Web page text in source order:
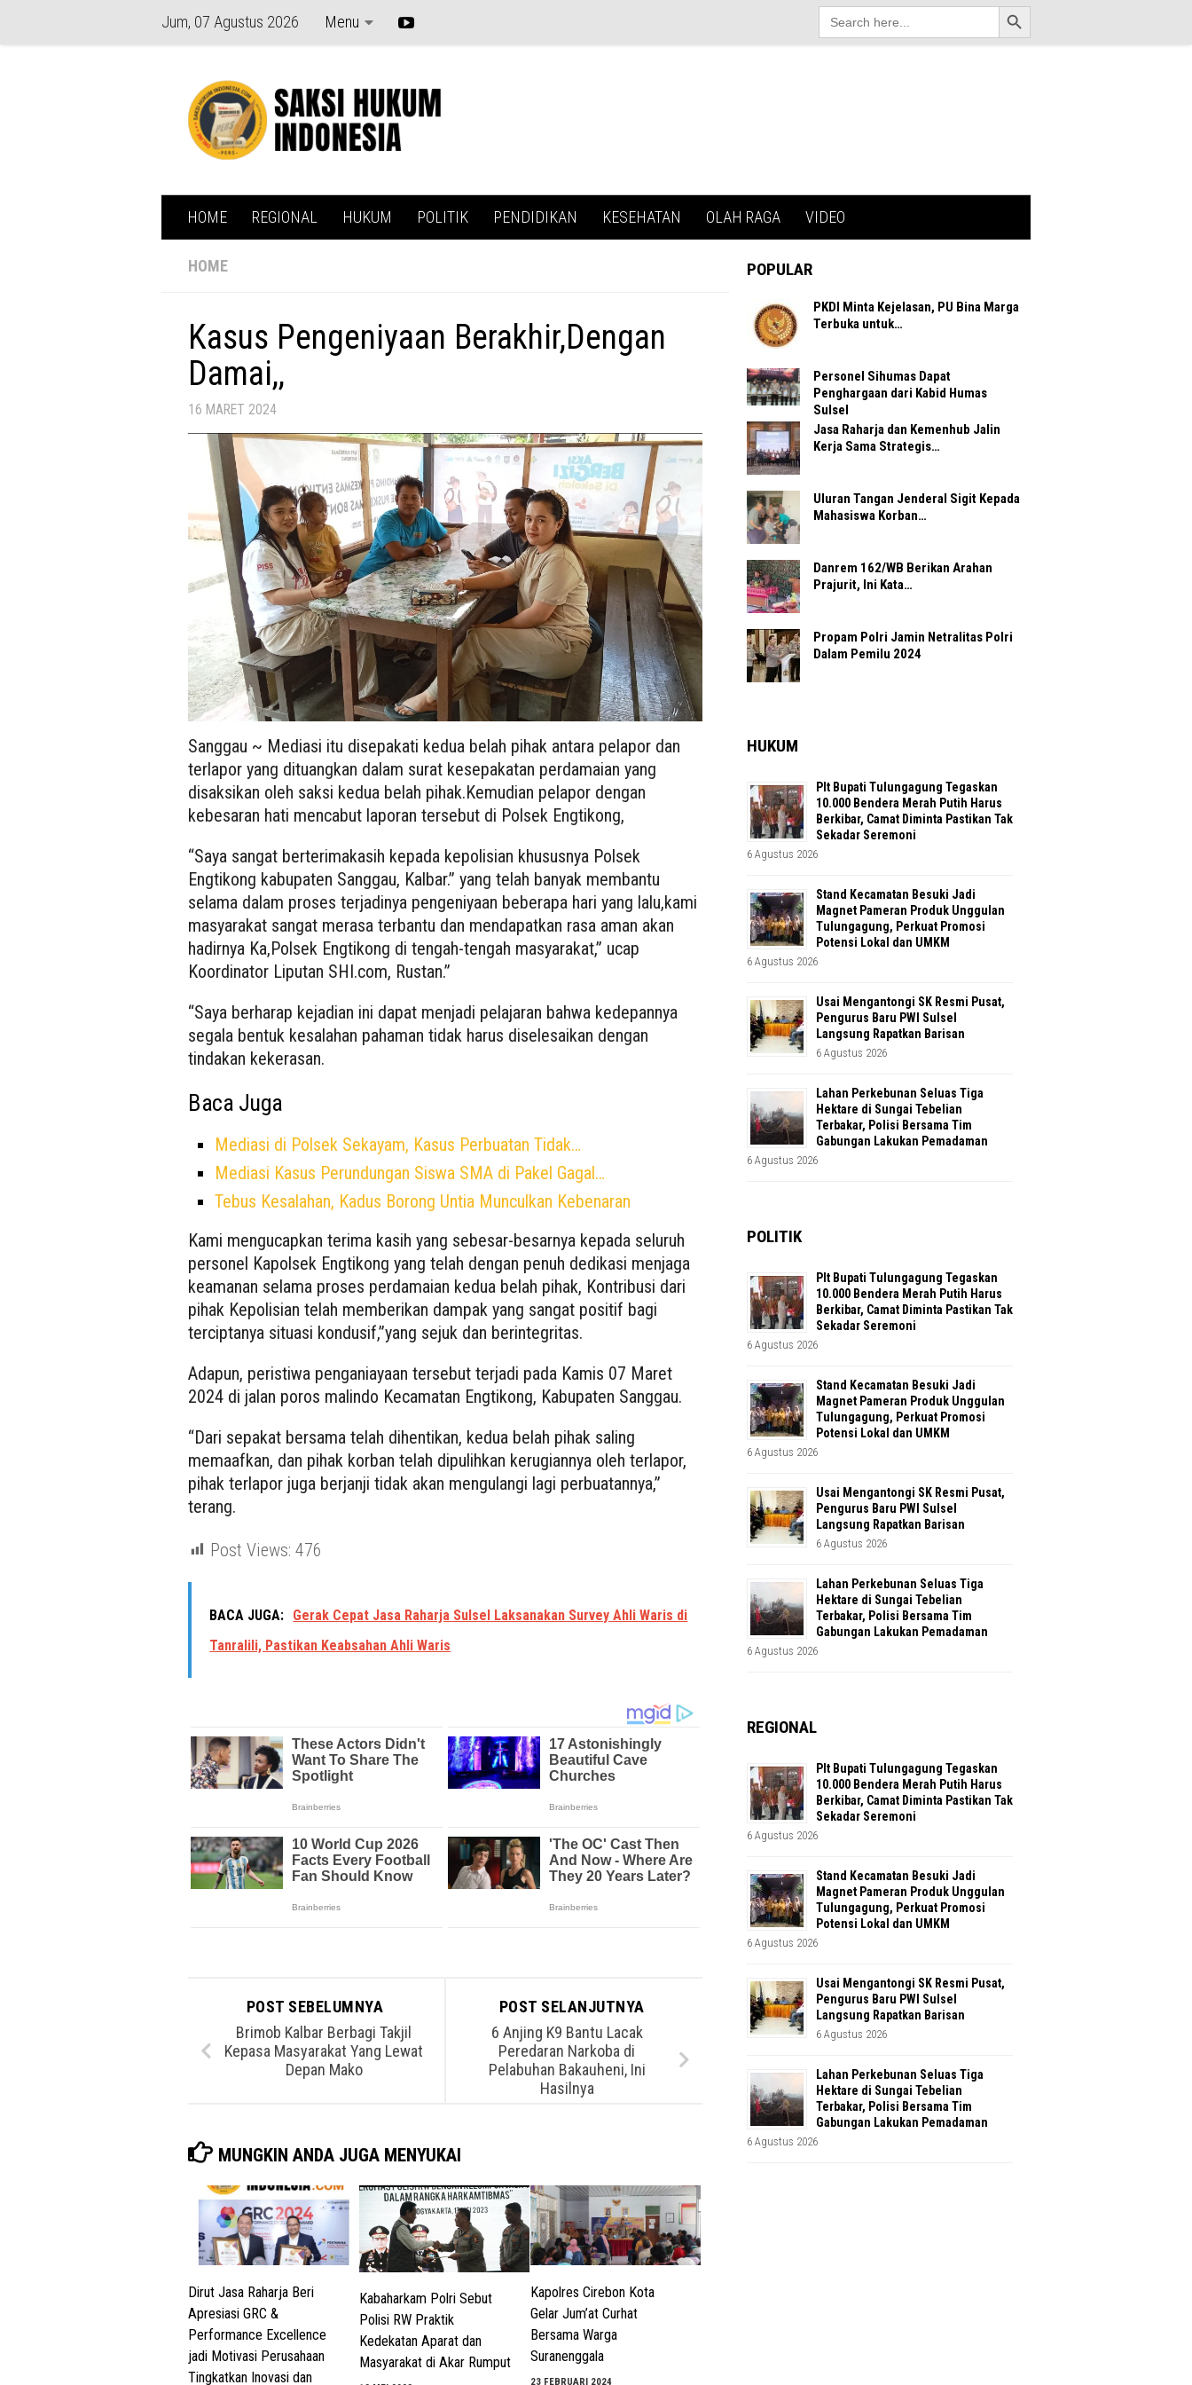
Jum, 07 Agustus 2026 Menu
Search
for:
Search Button
HOME REGIONAL HUKUM POLITIK PENDIDIKAN KESEHATAN OLAH RAGA VIDEO
HOME
Kasus Pengeniyaan Berakhir,Dengan
Damai,,
16 MARET 2024
Sanggau ~ Mediasi itu disepakati kedua belah pihak antara pelapor dan
terlapor yang dituangkan dalam surat kesepakatan perdamaian yang
disaksikan oleh saksi kedua belah pihak.Kemudian pelapor dengan
kebesaran hati mencabut laporan tersebut di Polsek Engtikong,
“Saya sangat berterimakasih kepada kepolisian khususnya Polsek
Engtikong kabupaten Sanggau, Kalbar.” yang telah banyak membantu
selama dalam proses terjadinya pengeniyaan beberapa hari yang lalu,kami
masyarakat sangat merasa terbantu dan mendapatkan rasa aman akan
hadirnya Ka,Polsek Engtikong di tengah-tengah masyarakat,” ucap
Koordinator Liputan SHI.com, Rustan.”
“Saya berharap kejadian ini dapat menjadi pelajaran bahwa kedepannya
segala bentuk kesalahan pahaman tidak harus diselesaikan dengan
tindakan kekerasan.
Baca Juga
Mediasi di Polsek Sekayam, Kasus Perbuatan Tidak…
Mediasi Kasus Perundungan Siswa SMA di Pakel Gagal…
Tebus Kesalahan, Kadus Borong Untia Munculkan Kebenaran
Kami mengucapkan terima kasih yang sebesar-besarnya kepada seluruh
personel Kapolsek Engtikong yang telah dengan penuh dedikasi menjaga
keamanan selama proses perdamaian kedua belah pihak, Kontribusi dari
pihak Kepolisian telah memberikan dampak yang sangat positif bagi
terciptanya situasi kondusif,”yang sejuk dan berintegritas.
Adapun, peristiwa penganiayaan tersebut terjadi pada Kamis 07 Maret
2024 di jalan poros malindo Kecamatan Engtikong, Kabupaten Sanggau.
“Dari sepakat bersama telah dihentikan, kedua belah pihak saling
memaafkan, dan pihak korban telah dipulihkan kerugiannya oleh terlapor,
pihak terlapor juga berjanji tidak akan mengulangi lagi perbuatannya,”
terang.
Post Views: 476
BACA JUGA: Gerak Cepat Jasa Raharja Sulsel Laksanakan Survey Ahli Waris di
Tanralili, Pastikan Keabsahan Ahli Waris
POST SELANJUTNYA
6 Anjing K9 Bantu Lacak
Peredaran Narkoba di
Pelabuhan Bakauheni, Ini
Hasilnya
POST SEBELUMNYA
Brimob Kalbar Berbagi Takjil
Kepasa Masyarakat Yang Lewat
Depan Mako
MUNGKIN ANDA JUGA MENYUKAI
Dirut Jasa Raharja Beri
Apresiasi GRC &
Performance Excellence
jadi Motivasi Perusahaan
Tingkatkan Inovasi dan
Kabaharkam Polri Sebut
Polisi RW Praktik
Kedekatan Aparat dan
Masyarakat di Akar Rumput
Kapolres Cirebon Kota
Gelar Jum’at Curhat
Bersama Warga
Suranenggala
23 FEBRUARI 2024
POPULAR
PKDI Minta Kejelasan, PU Bina Marga
Terbuka untuk…
Personel Sihumas Dapat
Penghargaan dari Kabid Humas
Sulsel
Jasa Raharja dan Kemenhub Jalin
Kerja Sama Strategis…
Uluran Tangan Jenderal Sigit Kepada
Mahasiswa Korban…
Danrem 162/WB Berikan Arahan
Prajurit, Ini Kata…
Propam Polri Jamin Netralitas Polri
Dalam Pemilu 2024
HUKUM
Plt Bupati Tulungagung Tegaskan
10.000 Bendera Merah Putih Harus
Berkibar, Camat Diminta Pastikan Tak
Sekadar Seremoni
6 Agustus 2026
Stand Kecamatan Besuki Jadi
Magnet Pameran Produk Unggulan
Tulungagung, Perkuat Promosi
Potensi Lokal dan UMKM
6 Agustus 2026
Usai Mengantongi SK Resmi Pusat,
Pengurus Baru PWI Sulsel
Langsung Rapatkan Barisan
6 Agustus 2026
Lahan Perkebunan Seluas Tiga
Hektare di Sungai Tebelian
Terbakar, Polisi Bersama Tim
Gabungan Lakukan Pemadaman
6 Agustus 2026
POLITIK
Plt Bupati Tulungagung Tegaskan
10.000 Bendera Merah Putih Harus
Berkibar, Camat Diminta Pastikan Tak
Sekadar Seremoni
6 Agustus 2026
Stand Kecamatan Besuki Jadi
Magnet Pameran Produk Unggulan
Tulungagung, Perkuat Promosi
Potensi Lokal dan UMKM
6 Agustus 2026
Usai Mengantongi SK Resmi Pusat,
Pengurus Baru PWI Sulsel
Langsung Rapatkan Barisan
6 Agustus 2026
Lahan Perkebunan Seluas Tiga
Hektare di Sungai Tebelian
Terbakar, Polisi Bersama Tim
Gabungan Lakukan Pemadaman
6 Agustus 2026
REGIONAL
Plt Bupati Tulungagung Tegaskan
10.000 Bendera Merah Putih Harus
Berkibar, Camat Diminta Pastikan Tak
Sekadar Seremoni
6 Agustus 2026
Stand Kecamatan Besuki Jadi
Magnet Pameran Produk Unggulan
Tulungagung, Perkuat Promosi
Potensi Lokal dan UMKM
6 Agustus 2026
Usai Mengantongi SK Resmi Pusat,
Pengurus Baru PWI Sulsel
Langsung Rapatkan Barisan
6 Agustus 2026
Lahan Perkebunan Seluas Tiga
Hektare di Sungai Tebelian
Terbakar, Polisi Bersama Tim
Gabungan Lakukan Pemadaman
6 Agustus 2026